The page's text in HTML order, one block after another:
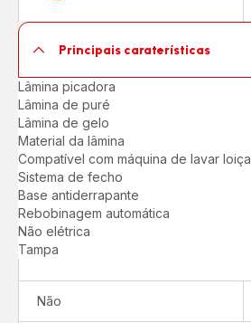
carrinho
EM
INOX
Principais caraterísticas
Lâmina picadora
Lâmina de puré
Lâmina de gelo
Material da lâmina
Compatível com máquina de lavar loiça
Sistema de fecho
Base antiderrapante
Rebobinagem automática
Não elétrica
Tampa
Não